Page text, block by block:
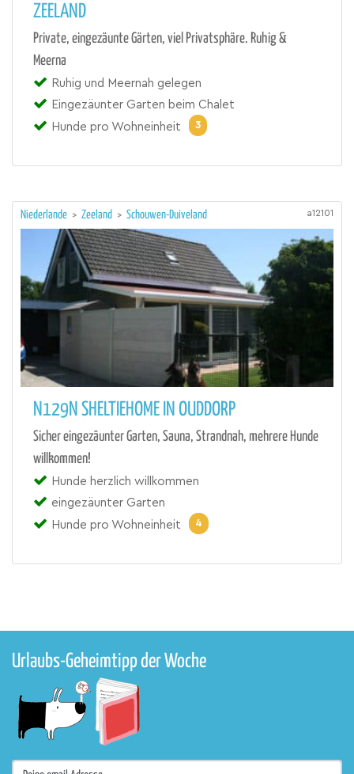
ZEELAND
Private, eingezäunte Gärten, viel Privatsphäre. Ruhig &
Meerna
Ruhig und Meernah gelegen
Eingezäunter Garten beim Chalet
Hunde pro Wohneinheit
3
Niederlande > Zeeland > Schouwen-Duiveland a12101
N129N SHELTIEHOME IN OUDDORP
Sicher eingezäunter Garten, Sauna, Strandnah, mehrere Hunde
willkommen!
Hunde herzlich willkommen
eingezäunter Garten
Hunde pro Wohneinheit
4
Urlaubs-Geheimtipp der Woche